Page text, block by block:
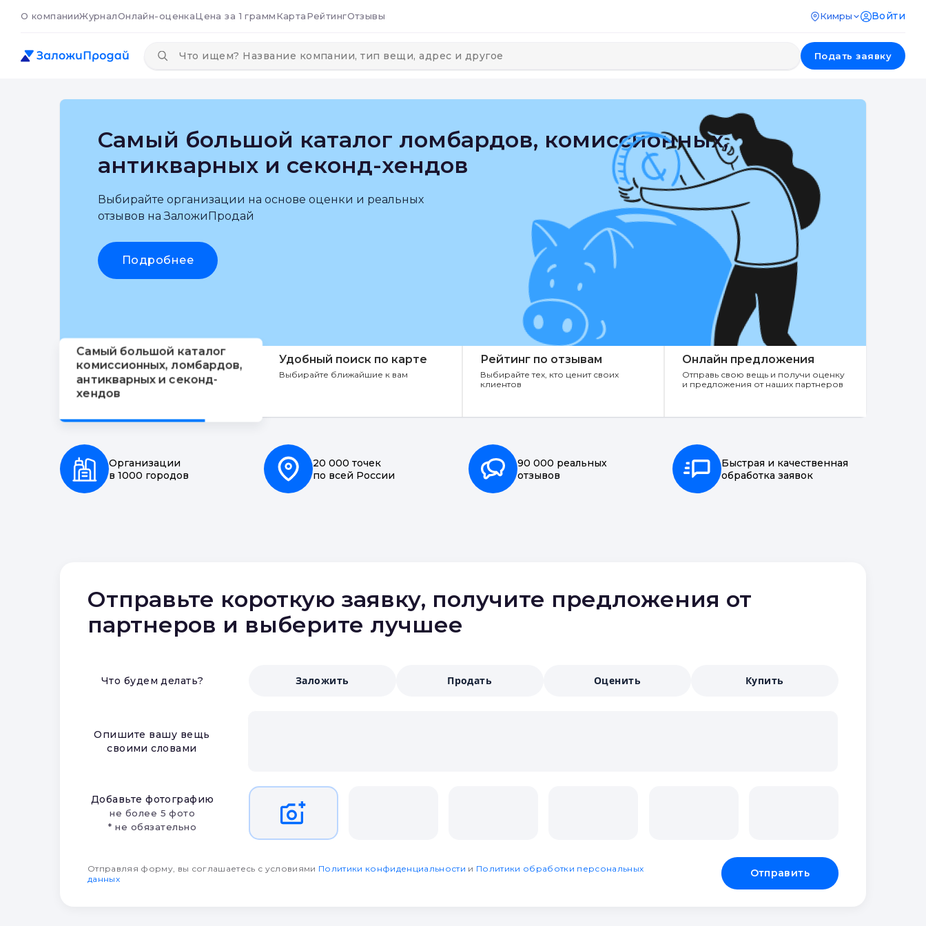
О компанииЖурналОнлайн-оценкаЦена за 1 граммКартаРейтингОтзывы Кимры Войти
Подать заявку
Самый большой каталог ломбардов, комиссионных,
антикварных и секонд-хендов
Выбирайте организации на основе оценки и реальных
отзывов на ЗаложиПродай
Подробнее
Самый большой каталог
комиссионных, ломбардов,
антикварных и секонд-
хендов
Удобный поиск по карте
Выбирайте ближайшие к вам
Рейтинг по отзывам
Выбирайте тех, кто ценит своих
клиентов
Онлайн предложения
Отправь свою вещь и получи оценку
и предложения от наших партнеров
Организации
в 1000 городов
20 000 точек
по всей России
90 000 реальных
отзывов
Быстрая и качественная
обработка заявок
Отправьте короткую заявку, получите предложения от
партнеров и выберите лучшее
Что будем делать? Заложить Продать Оценить Купить
Опишите вашу вещь
своими словами
Добавьте фотографию
не более 5 фото
* не обязательно
Отправляя форму, вы соглашаетесь с условиями Политики конфиденциальности и Политики обработки персональных
данных
Отправить